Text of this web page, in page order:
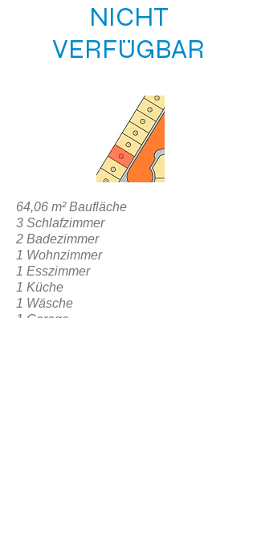
NICHT
VERFÜGBAR
64,06 m² Baufläche
3 Schlafzimmer
2 Badezimmer
1 Wohnzimmer
1 Esszimmer
1 Küche
1 Wäsche
1 Garage